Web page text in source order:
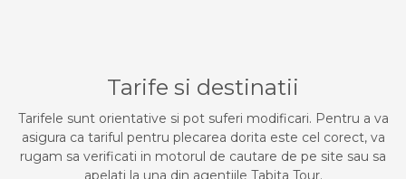
Tarife si destinatii
Tarifele sunt orientative si pot suferi modificari. Pentru a va
asigura ca tariful pentru plecarea dorita este cel corect, va
rugam sa verificati in motorul de cautare de pe site sau sa
apelati la una din agentiile Tabita Tour.